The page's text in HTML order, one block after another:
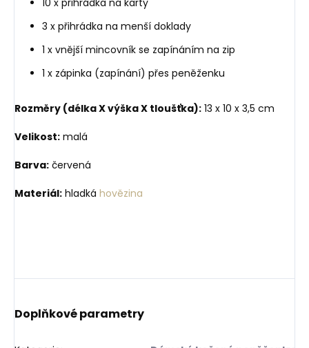
3 x přihrádka na menší doklady
1 x vnější mincovník se zapínáním na zip
1 x zápinka (zapínání) přes peněženku
Rozměry (délka X výška X tloušťka): 13 x 10 x 3,5 cm
Velikost: malá
Barva: červená
Materiál: hladká hovězina
Doplňkové parametry